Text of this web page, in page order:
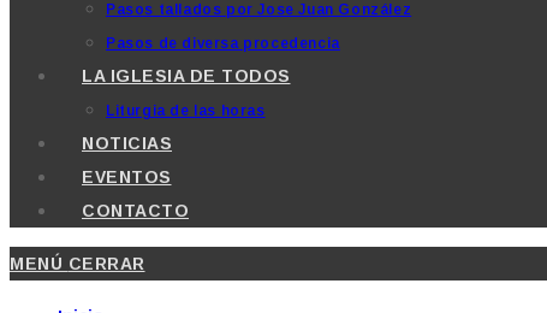
Pasos tallados por Jose Juan González
Pasos de diversa procedencia
LA IGLESIA DE TODOS
Liturgia de las horas
NOTICIAS
EVENTOS
CONTACTO
MENÚ CERRAR